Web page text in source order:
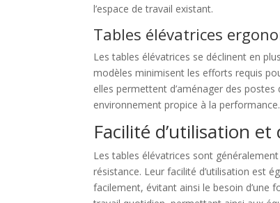
l’espace de travail existant.
Tables élévatrices
Les tables élévatrices se déclinent en
modèles minimisent les efforts requis
elles permettent d’aménager des
environnement propice à la performance.
Facilité d’utilisation
Les tables élévatrices sont
résistance. Leur facilité d’utilisation est
facilement, évitant ainsi le besoin d’une